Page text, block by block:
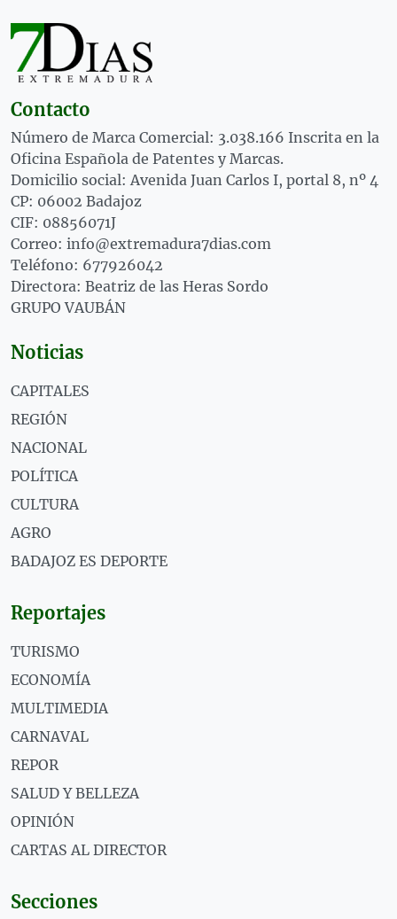
Contacto
Número de Marca Comercial: 3.038.166 Inscrita en la
Oficina Española de Patentes y Marcas.
Domicilio social: Avenida Juan Carlos I, portal 8, nº 4
CP: 06002 Badajoz
CIF: 08856071J
Correo: info@extremadura7dias.com
Teléfono: 677926042
Directora: Beatriz de las Heras Sordo
GRUPO VAUBÁN
Noticias
CAPITALES
REGIÓN
NACIONAL
POLÍTICA
CULTURA
AGRO
BADAJOZ ES DEPORTE
Reportajes
TURISMO
ECONOMÍA
MULTIMEDIA
CARNAVAL
REPOR
SALUD Y BELLEZA
OPINIÓN
CARTAS AL DIRECTOR
Secciones